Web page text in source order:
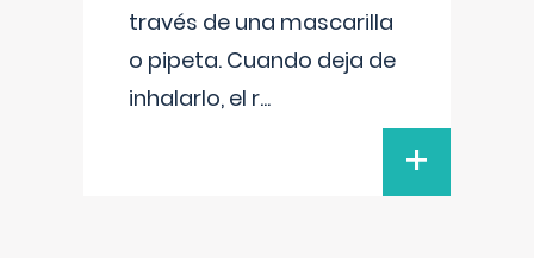
través de una mascarilla
o pipeta. Cuando deja de
inhalarlo, el r...
+